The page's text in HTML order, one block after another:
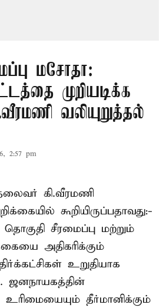
மசோதா:
முறியடிக்க
வலியுறுத்தல்
2:57 pm
கி.வீரமணி
கூறியிருப்பதாவது:-
சீரமைப்பு மற்றும்
அதிகரிக்கும்
உறுதியாக
ஜனநாயகத்தின்
உரிமையையும் தீர்மானிக்கும்